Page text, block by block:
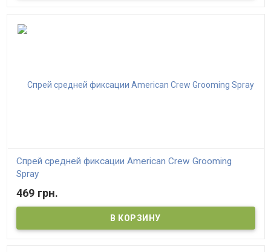
Спрей средней фиксации American Crew Grooming
Spray
469 грн.